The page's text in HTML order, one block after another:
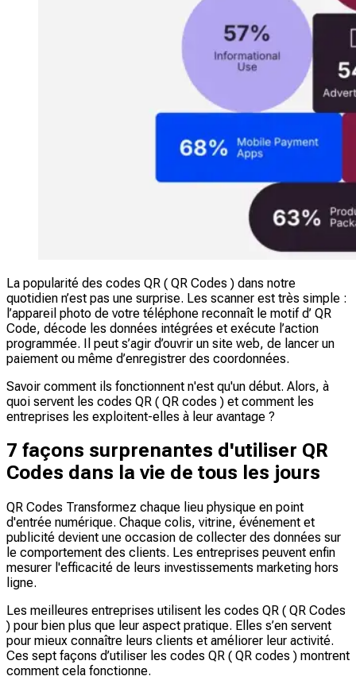
La popularité des codes QR ( QR Codes ) dans notre
quotidien n’est pas une surprise. Les scanner est très simple :
l’appareil photo de votre téléphone reconnaît le motif d’ QR
Code, décode les données intégrées et exécute l’action
programmée. Il peut s’agir d’ouvrir un site web, de lancer un
paiement ou même d’enregistrer des coordonnées.
Savoir comment ils fonctionnent n'est qu'un début. Alors, à
quoi servent les codes QR ( QR codes ) et comment les
entreprises les exploitent-elles à leur avantage ?
7 façons surprenantes d'utiliser QR
Codes dans la vie de tous les jours
QR Codes Transformez chaque lieu physique en point
d'entrée numérique. Chaque colis, vitrine, événement et
publicité devient une occasion de collecter des données sur
le comportement des clients. Les entreprises peuvent enfin
mesurer l'efficacité de leurs investissements marketing hors
ligne.
Les meilleures entreprises utilisent les codes QR ( QR Codes
) pour bien plus que leur aspect pratique. Elles s’en servent
pour mieux connaître leurs clients et améliorer leur activité.
Ces sept façons d’utiliser les codes QR ( QR codes ) montrent
comment cela fonctionne.